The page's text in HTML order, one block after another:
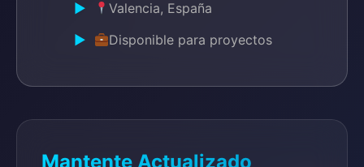
Valencia, España
Disponible para proyectos
Mantente Actualizado